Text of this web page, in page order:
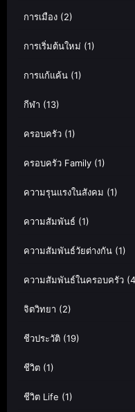
การเมือง (2)
การเริ่มต้นใหม่ (1)
การแก้แค้น (1)
กีฬา (13)
ครอบครัว (1)
ครอบครัว Family (1)
ความรุนแรงในสังคม (1)
ความสัมพันธ์ (1)
ความสัมพันธ์วัยต่างกัน (1)
ความสัมพันธ์ในครอบครัว
จิตวิทยา (2)
ชีวประวัติ (19)
ชีวิต (1)
ชีวิต Life (1)